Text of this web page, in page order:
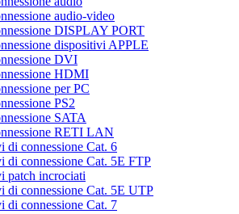
audio-video
DISPLAY PORT
dispositivi APPLE
DVI
HDMI
per PC
PS2
SATA
RETI LAN
di connessione Cat. 6
di connessione Cat. 5E FTP
patch incrociati
di connessione Cat. 5E UTP
di connessione Cat. 7